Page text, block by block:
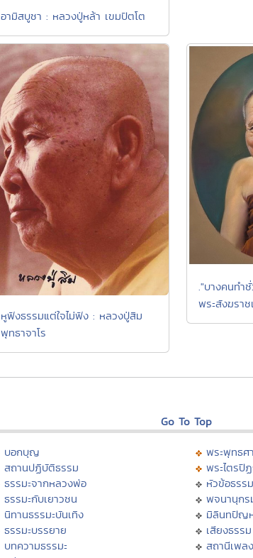
อามิสบูชา : หลวงปู่หล้า เขมปัตโต
หูฟังธรรมแต่ใจไม่ฟัง : หลวงปู่สิม
พุทธาจาโร
."บางคนทำ
พระสังฆราช
Go To Top
บอกบุญ
สถานปฏิบัติธรรม
ธรรมะจากหลวงพ่อ
ธรรมะกับเยาวชน
นิทานธรรมะบันเทิง
ธรรมะบรรยาย
บทความธรรมะ
พระพุทธศ
พระไตรปิ
หัวข้อธรรม
พจนานุก
มิลินทปัญ
เสียงธรรม
สถานีเพล